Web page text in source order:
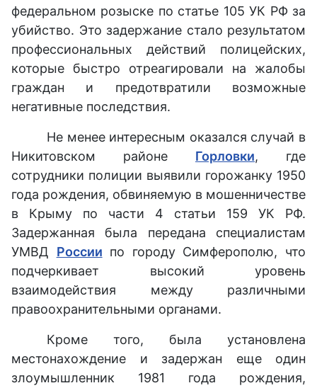
федеральном розыске по статье 105 УК РФ за
убийство. Это задержание стало результатом
профессиональных действий полицейских,
которые быстро отреагировали на жалобы
граждан и предотвратили возможные
негативные последствия.
Не менее интересным оказался случай в
Никитовском районе Горловки, где
сотрудники полиции выявили горожанку 1950
года рождения, обвиняемую в мошенничестве
в Крыму по части 4 статьи 159 УК РФ.
Задержанная была передана специалистам
УМВД России по городу Симферополю, что
подчеркивает высокий уровень
взаимодействия между различными
правоохранительными органами.
Кроме того, была установлена
местонахождение и задержан еще один
злоумышленник 1981 года рождения,